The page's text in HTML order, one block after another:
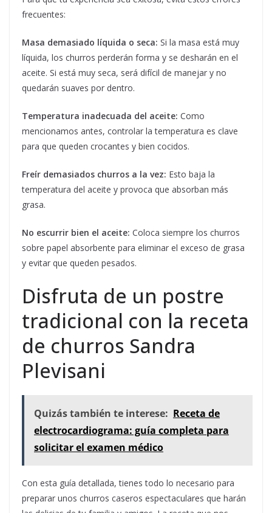
frecuentes:
Masa demasiado líquida o seca: Si la masa está muy
líquida, los churros perderán forma y se desharán en el
aceite. Si está muy seca, será difícil de manejar y no
quedarán suaves por dentro.
Temperatura inadecuada del aceite: Como
mencionamos antes, controlar la temperatura es clave
para que queden crocantes y bien cocidos.
Freír demasiados churros a la vez: Esto baja la
temperatura del aceite y provoca que absorban más
grasa.
No escurrir bien el aceite: Coloca siempre los churros
sobre papel absorbente para eliminar el exceso de grasa
y evitar que queden pesados.
Disfruta de un postre
tradicional con la receta
de churros Sandra
Plevisani
Quizás también te interese: Receta de
electrocardiograma: guía completa para
solicitar el examen médico
Con esta guía detallada, tienes todo lo necesario para
preparar unos churros caseros espectaculares que harán